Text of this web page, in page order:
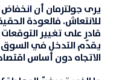
يرى جولترمان أن
للانتعاش. فالعودة
قادر على تغيير
يقدّم التدخل في السوق
الاتجاه دون أساس